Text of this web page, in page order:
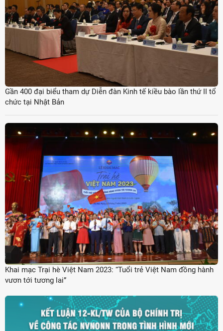
Gần 400 đại biểu tham dự Diễn đàn Kinh tế kiều bào lần thứ II tổ
chức tại Nhật Bản
Khai mạc Trại hè Việt Nam 2023: “Tuổi trẻ Việt Nam đồng hành
vươn tới tương lai”